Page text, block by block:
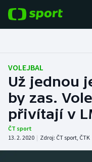
Fotbal
Hokej
Tenis
Atletika
VOLEJBAL
Už jednou
by zas.
přivítají v
ČT sport
13. 2. 2020 | Zdroj: ČT sport, ČTK